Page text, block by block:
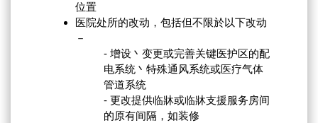
位置
医院处所的改动，包括但不限於以下改动
－
- 增设丶变更或完善关键医护区的配
电系统丶特殊通风系统或医疗气体
管道系统
- 更改提供临牀或临牀支援服务房间
的原有间隔，如装修